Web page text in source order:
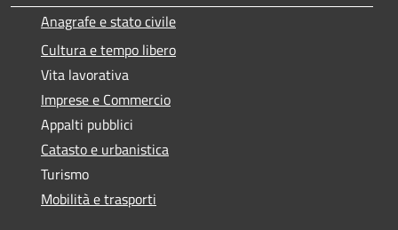
Anagrafe e stato civile
Cultura e tempo libero
Vita lavorativa
Imprese e Commercio
Appalti pubblici
Catasto e urbanistica
Turismo
Mobilità e trasporti